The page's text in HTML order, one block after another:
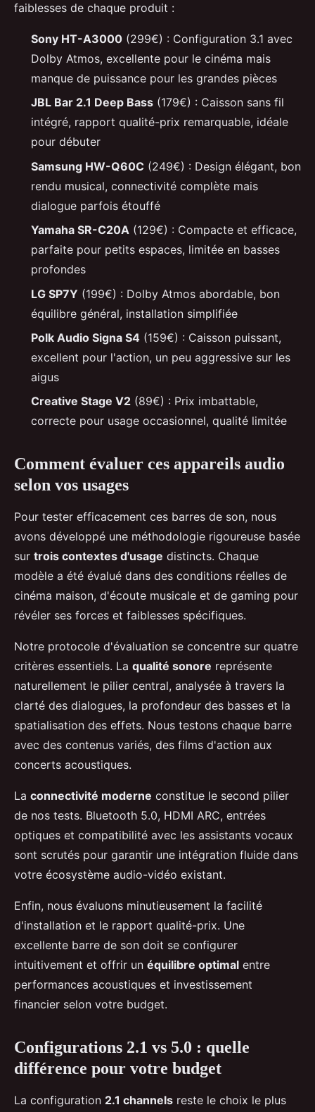
faiblesses de chaque produit :
Sony HT-A3000 (299€) : Configuration 3.1 avec
Dolby Atmos, excellente pour le cinéma mais
manque de puissance pour les grandes pièces
JBL Bar 2.1 Deep Bass (179€) : Caisson sans fil
intégré, rapport qualité-prix remarquable, idéale
pour débuter
Samsung HW-Q60C (249€) : Design élégant, bon
rendu musical, connectivité complète mais
dialogue parfois étouffé
Yamaha SR-C20A (129€) : Compacte et efficace,
parfaite pour petits espaces, limitée en basses
profondes
LG SP7Y (199€) : Dolby Atmos abordable, bon
équilibre général, installation simplifiée
Polk Audio Signa S4 (159€) : Caisson puissant,
excellent pour l'action, un peu aggressive sur les
aigus
Creative Stage V2 (89€) : Prix imbattable,
correcte pour usage occasionnel, qualité limitée
Comment évaluer ces appareils audio
selon vos usages
Pour tester efficacement ces barres de son, nous
avons développé une méthodologie rigoureuse basée
sur trois contextes d'usage distincts. Chaque
modèle a été évalué dans des conditions réelles de
cinéma maison, d'écoute musicale et de gaming pour
révéler ses forces et faiblesses spécifiques.
Notre protocole d'évaluation se concentre sur quatre
critères essentiels. La qualité sonore représente
naturellement le pilier central, analysée à travers la
clarté des dialogues, la profondeur des basses et la
spatialisation des effets. Nous testons chaque barre
avec des contenus variés, des films d'action aux
concerts acoustiques.
La connectivité moderne constitue le second pilier
de nos tests. Bluetooth 5.0, HDMI ARC, entrées
optiques et compatibilité avec les assistants vocaux
sont scrutés pour garantir une intégration fluide dans
votre écosystème audio-vidéo existant.
Enfin, nous évaluons minutieusement la facilité
d'installation et le rapport qualité-prix. Une
excellente barre de son doit se configurer
intuitivement et offrir un équilibre optimal entre
performances acoustiques et investissement
financier selon votre budget.
Configurations 2.1 vs 5.0 : quelle
différence pour votre budget
La configuration 2.1 channels reste le choix le plus